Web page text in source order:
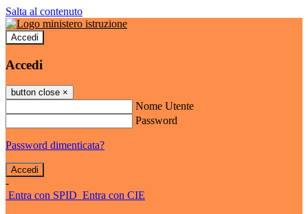
Salta al contenuto
Accedi
Accedi
button close ×
Nome Utente
Password
Password dimenticata?
-
Entra con SPID Entra con CIE